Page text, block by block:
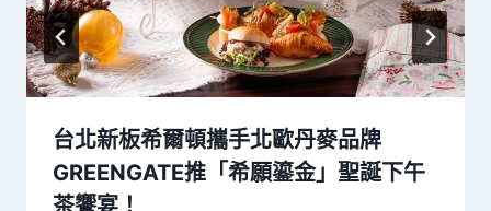
台北新板希爾頓攜手北歐丹麥品牌
GREENGATE推「希願鎏金」聖誕下午